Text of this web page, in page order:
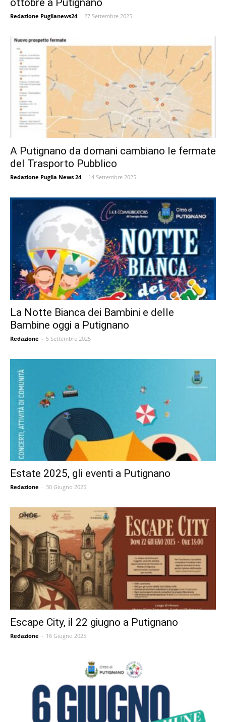
ottobre a Putignano
Redazione Puglianews24 - 27 Settembre 2025
A Putignano da domani cambiano le fermate
del Trasporto Pubblico
Redazione Puglia News 24 - 14 Settembre 2025
La Notte Bianca dei Bambini e delle
Bambine oggi a Putignano
Redazione - 5 Settembre 2025
Estate 2025, gli eventi a Putignano
Redazione - 30 Giugno 2025
Escape City, il 22 giugno a Putignano
Redazione - 16 Giugno 2025